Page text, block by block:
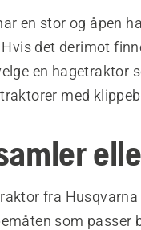
en stor og åpen
det derimot
en hagetraktor
med
fra
som passer